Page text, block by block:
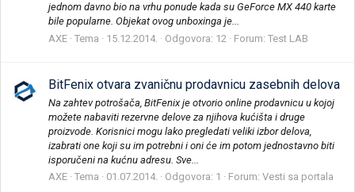
jednom davno bio na vrhu ponude kada su GeForce MX 440 karte
bile popularne. Objekat ovog unboxinga je...
AXE Tema 15.12.2014. Odgovora: 12 Forum: Test LAB
BitFenix otvara zvaničnu prodavnicu zasebnih delova
Na zahtev potrošača, BitFenix je otvorio online prodavnicu u kojoj
možete nabaviti rezervne delove za njihova kućišta i druge
proizvode. Korisnici mogu lako pregledati veliki izbor delova,
izabrati one koji su im potrebni i oni će im potom jednostavno biti
isporučeni na kućnu adresu. Sve...
AXE Tema 01.07.2014. Odgovora: 1 Forum: Vesti sa portala